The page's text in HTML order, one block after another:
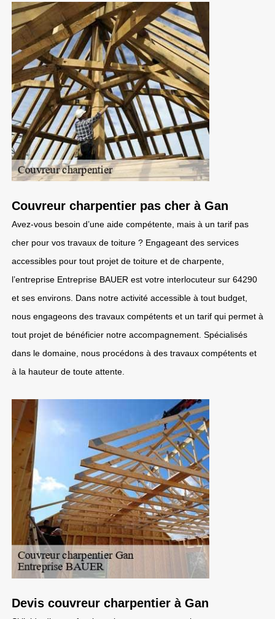
Couvreur charpentier pas cher à Gan
Avez-vous besoin d’une aide compétente, mais à un tarif pas
cher pour vos travaux de toiture ? Engageant des services
accessibles pour tout projet de toiture et de charpente,
l’entreprise Entreprise BAUER est votre interlocuteur sur 64290
et ses environs. Dans notre activité accessible à tout budget,
nous engageons des travaux compétents et un tarif qui permet à
tout projet de bénéficier notre accompagnement. Spécialisés
dans le domaine, nous procédons à des travaux compétents et
à la hauteur de toute attente.
Devis couvreur charpentier à Gan